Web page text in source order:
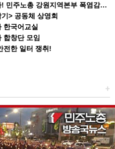
강원지역본부 폭염감시단 선포 기자회견
> 공동체 상영회
한국어교실
합창단 모임
전한 일터 쟁취!
+